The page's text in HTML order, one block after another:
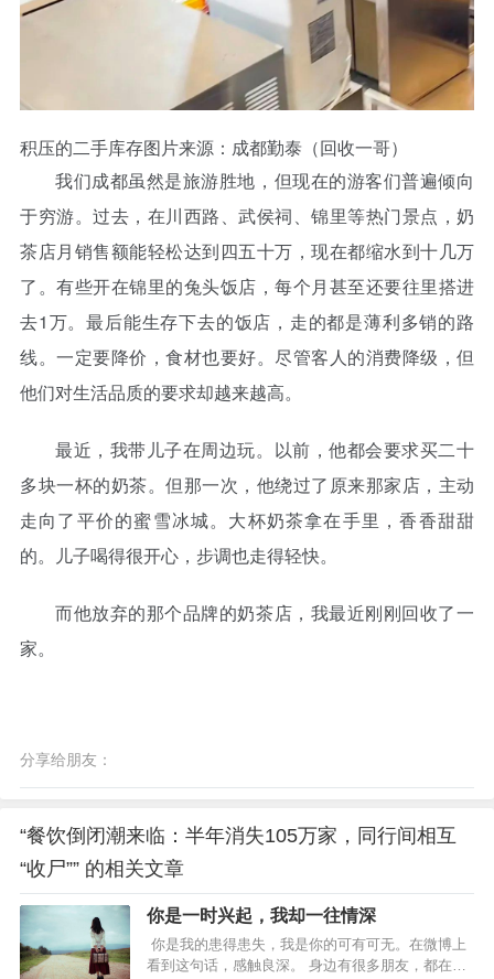
积压的二手库存图片来源：成都勤泰（回收一哥）
我们成都虽然是旅游胜地，但现在的游客们普遍倾向
于穷游。过去，在川西路、武侯祠、锦里等热门景点，奶
茶店月销售额能轻松达到四五十万，现在都缩水到十几万
了。有些开在锦里的兔头饭店，每个月甚至还要往里搭进
去1万。最后能生存下去的饭店，走的都是薄利多销的路
线。一定要降价，食材也要好。尽管客人的消费降级，但
他们对生活品质的要求却越来越高。
最近，我带儿子在周边玩。以前，他都会要求买二十
多块一杯的奶茶。但那一次，他绕过了原来那家店，主动
走向了平价的蜜雪冰城。大杯奶茶拿在手里，香香甜甜
的。儿子喝得很开心，步调也走得轻快。
而他放弃的那个品牌的奶茶店，我最近刚刚回收了一
家。
分享给朋友：
“餐饮倒闭潮来临：半年消失105万家，同行间相互
“收尸”” 的相关文章
你是一时兴起，我却一往情深
你是我的患得患失，我是你的可有可无。在微博上
看到这句话，感触良深。 身边有很多朋友，都在感